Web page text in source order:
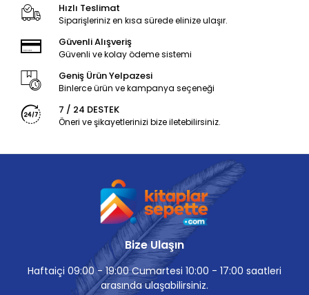
Hızlı Teslimat
Siparişleriniz en kısa sürede elinize ulaşır.
Güvenli Alışveriş
Güvenli ve kolay ödeme sistemi
Geniş Ürün Yelpazesi
Binlerce ürün ve kampanya seçeneği
7 / 24 DESTEK
Öneri ve şikayetlerinizi bize iletebilirsiniz.
Bize Ulaşın
Haftaiçi 09:00 - 19:00 Cumartesi 10:00 - 17:00 saatleri
arasında ulaşabilirsiniz.